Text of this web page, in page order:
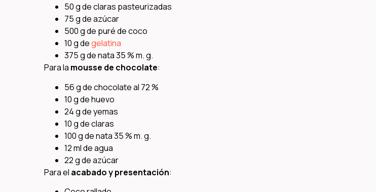
50 g de claras pasteurizadas
75 g de azúcar
500 g de puré de coco
10 g degelatina
375 g de nata 35 % m. g.
Para la mousse de chocolate:
56 g de chocolate al 72 %
10 g de huevo
24 g de yemas
10 g de claras
100 g de nata 35 % m. g.
12 ml de agua
22 g de azúcar
Para el acabado y presentación: